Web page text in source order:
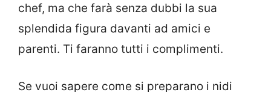
chef, ma che farà senza dubbi la sua
splendida figura davanti ad amici e
parenti. Ti faranno tutti i complimenti.
Se vuoi sapere come si preparano i nidi